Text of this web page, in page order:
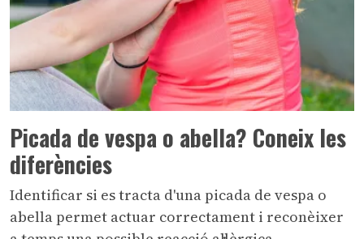
Picada de vespa o abella? Coneix les
diferències
Identificar si es tracta d'una picada de vespa o
abella permet actuar correctament i reconèixer